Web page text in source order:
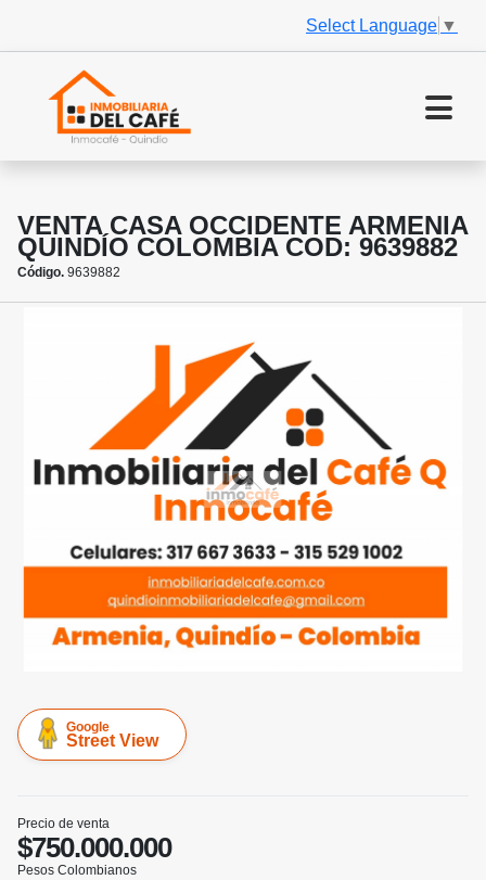
Select Language ▼
VENTA CASA OCCIDENTE ARMENIA
QUINDÍO COLOMBIA COD: 9639882
Código. 9639882
Google
Street View
Precio de venta
$750.000.000
Pesos Colombianos